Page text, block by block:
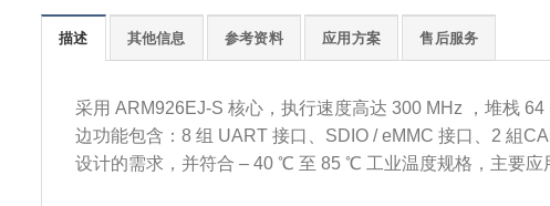
描述 其他信息 参考资料 应用方案 售后服务
采用 ARM926EJ-S 核心，执行速度高达 300 MHz ，堆栈
边功能包含：8 组 UART 接口、SDIO / eMMC 接口、2 組
设计的需求，并符合 – 40 ℃ 至 85 ℃ 工业温度规格，主要应